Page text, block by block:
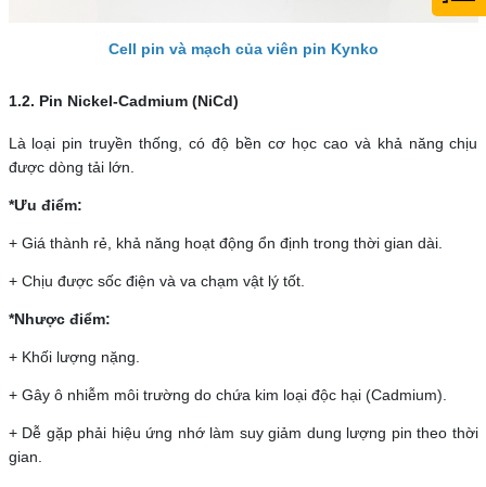
Cell pin và mạch của viên pin Kynko
1.2. Pin Nickel-Cadmium (NiCd)
Là loại pin truyền thống, có độ bền cơ học cao và khả năng chịu
được dòng tải lớn.
*Ưu điểm:
+ Giá thành rẻ, khả năng hoạt động ổn định trong thời gian dài.
+ Chịu được sốc điện và va chạm vật lý tốt.
*Nhược điểm:
+ Khối lượng nặng.
+ Gây ô nhiễm môi trường do chứa kim loại độc hại (Cadmium).
+ Dễ gặp phải hiệu ứng nhớ làm suy giảm dung lượng pin theo thời
gian.